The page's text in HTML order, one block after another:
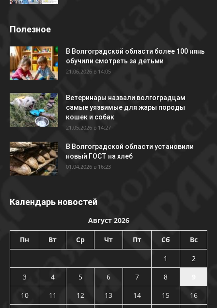
Полезное
В Волгоградской области более 100 нянь
обучили смотреть за детьми
21.06.2026 в 14:05
Ветеринары назвали волгоградцам
самые уязвимые для жары породы
кошек и собак
21.05.2026 в 14:27
В Волгоградской области установили
новый ГОСТ на хлеб
01.04.2026 в 16:23
Календарь новостей
Август 2026
Пн Вт Ср Чт Пт Сб Вс
1
2
3
4 5 6 7 8
10
11 12 13 14 15
16